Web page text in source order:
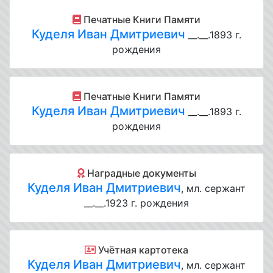
Печатные Книги Памяти
Куделя Иван Дмитриевич __.__.1893 г.
рождения
Печатные Книги Памяти
Куделя Иван Дмитриевич __.__.1893 г.
рождения
Наградные документы
Куделя Иван Дмитриевич, мл. сержант
__.__.1923 г. рождения
Учётная картотека
Куделя Иван Дмитриевич, мл. сержант